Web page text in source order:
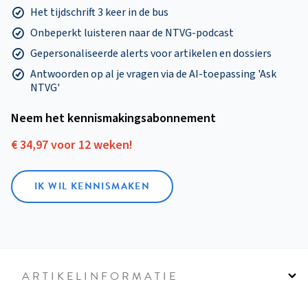
Het tijdschrift 3 keer in de bus
Onbeperkt luisteren naar de NTVG-podcast
Gepersonaliseerde alerts voor artikelen en dossiers
Antwoorden op al je vragen via de AI-toepassing 'Ask
NTVG'
Neem het kennismakings­abonnement
€ 34,97 voor 12 weken!
IK WIL KENNISMAKEN
ARTIKELINFORMATIE